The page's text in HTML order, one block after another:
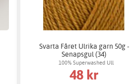
Svarta Fåret Ulrika garn 50g -
Senapsgul (34)
100% Superwashed Ull
48 kr